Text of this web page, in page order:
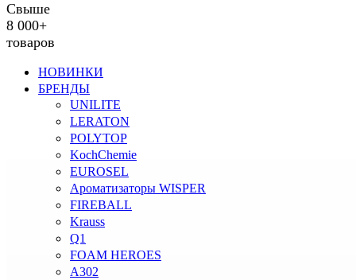
Свыше
8 000+
товаров
НОВИНКИ
БРЕНДЫ
UNILITE
LERATON
POLYTOP
KochChemie
EUROSEL
Ароматизаторы WISPER
FIREBALL
Krauss
Q1
FOAM HEROES
A302